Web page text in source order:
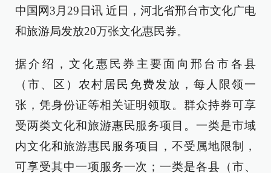
中国网3月29日讯 近日，河北省邢台市文化广电
和旅游局发放20万张文化惠民券。
据介绍，文化惠民券主要面向邢台市各县
（市、区）农村居民免费发放，每人限领一
张，凭身份证等相关证明领取。群众持券可享
受两类文化和旅游惠民服务项目。一类是市域
内文化和旅游惠民服务项目，不受属地限制，
可享受其中一项服务一次；一类是各县（市、